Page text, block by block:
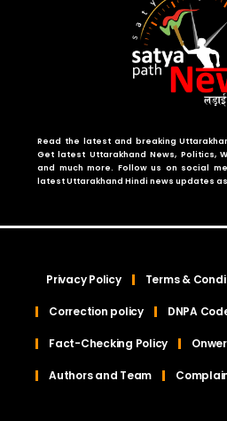
Read the latest and breaking
Get latest Uttarakhand News, Politics,
and much more. Follow us on social
latest Uttarakhand Hindi news updates
Privacy Policy Terms &
Correction policy DNPA
Fact-Checking Policy
Authors and Team